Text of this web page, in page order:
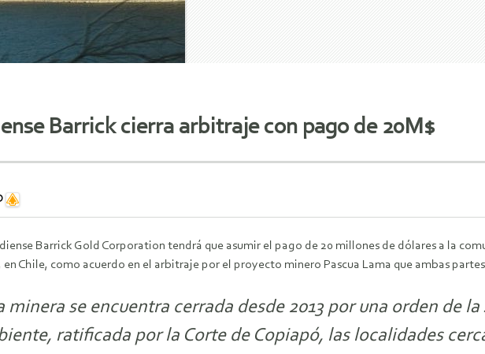
Barrick cierra arbitraje con pago de 20M$
Barrick Gold Corporation tendrá que asumir el pago de 20 millones de dólares a la
en Chile, como acuerdo en el arbitraje por el proyecto minero Pascua Lama que ambas
minera se encuentra cerrada desde 2013 por una orden de
ratificada por la Corte de Copiapó, las localidades